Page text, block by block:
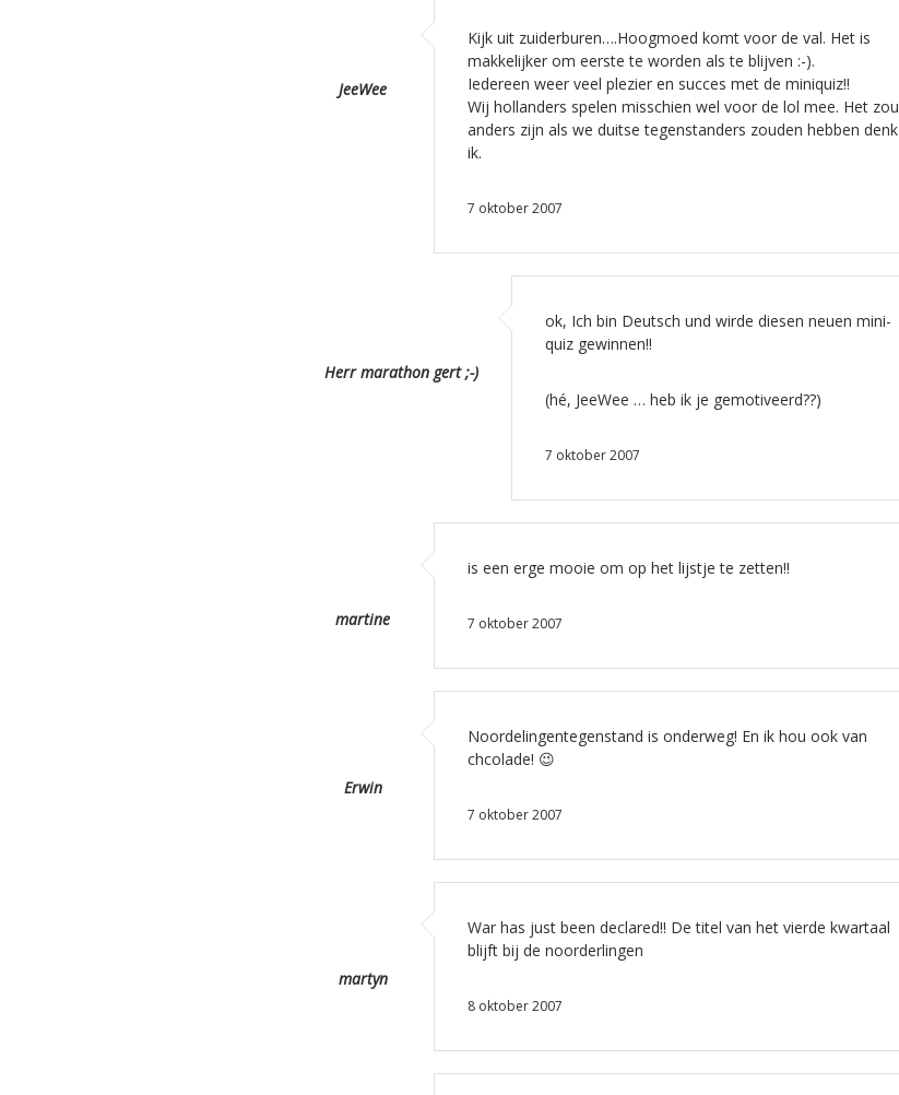
JeeWee
Kijk uit zuiderburen….Hoogmoed komt voor de val. Het is
makkelijker om eerste te worden als te blijven :-).
Iedereen weer veel plezier en succes met de miniquiz!!
Wij hollanders spelen misschien wel voor de lol mee. Het zou
anders zijn als we duitse tegenstanders zouden hebben denk
ik.
7 oktober 2007
Herr marathon gert ;-)
ok, Ich bin Deutsch und wirde diesen neuen mini-
quiz gewinnen!!
(hé, JeeWee … heb ik je gemotiveerd??)
7 oktober 2007
martine
is een erge mooie om op het lijstje te zetten!!
7 oktober 2007
Erwin
Noordelingentegenstand is onderweg! En ik hou ook van
chcolade! 😉
7 oktober 2007
martyn
War has just been declared!! De titel van het vierde kwartaal
blijft bij de noorderlingen
8 oktober 2007